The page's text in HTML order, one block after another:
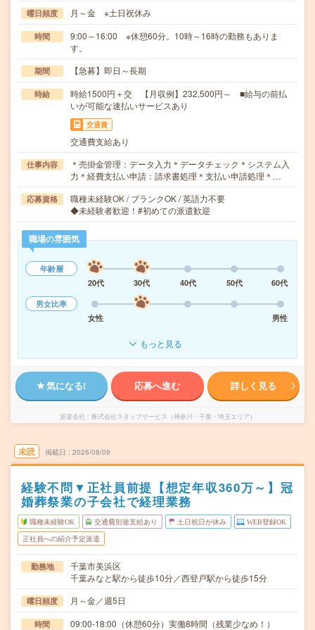
曜日頻度 月～金 ※土日祝休み
時間
9:00～16:00 ※休憩60分。10時～16時の勤務もありま
す。
期間 【急募】即日～長期
時給
時給1500円＋交 【月収例】232,500円～ ■給与の前払
いが可能な速払いサービスあり
交通費
交通費支給あり
仕事内容
＊売掛金管理：データ入力＊データチェック＊システム入
力＊経費支払い申請：請求書処理＊支払い申請処理＊…
応募資格
職種未経験OK / ブランクOK / 英語力不要
◆未経験者歓迎！#初めての派遣歓迎
職場の雰囲気
年齢層
20代
30代 40代 50代
60代
男女比率
女性
男性
もっと見る
気になる! 応募へ進む 詳しく見る
派遣会社 株式会社スタッフサービス（神奈川・千葉・埼玉エリア）
未読 掲載日 2026/08/09
経験不問▼正社員前提【想定年収360万～】冠
婚葬祭業の子会社で経理業務
職種未経験OK 交通費別途支給あり 土日祝日が休み WEB登録OK
正社員への紹介予定派遣
勤務地
千葉市美浜区
千葉みなと駅から徒歩10分／西登戸駅から徒歩15分
曜日頻度 月～金／週5日
時間 09:00-18:00（休憩60分）実働8時間（残業少なめ！）